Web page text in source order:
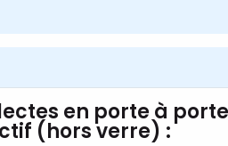
en porte à
(hors verre) :